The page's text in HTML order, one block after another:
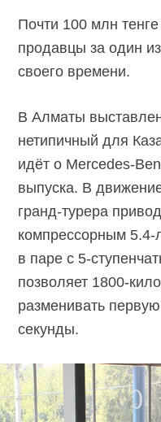
Почти 100 млн
продавцы за один
своего времени.
В Алматы
нетипичный для
идёт о Mercedes-
выпуска. В
гранд-турера
компрессорным
в паре с 5-
позволяет 1800-
разменивать
секунды.